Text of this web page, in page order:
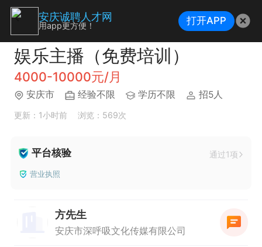
娱乐主播（免费培训）
4000-10000元/月
安庆市 经验不限 学历不限 招5人
更新：1小时前 浏览：569次
平台核验 通过1项
营业执照
方先生
安庆市深呼吸文化传媒有限公司
安庆诚聘人才网
用app更方便！ 打开APP